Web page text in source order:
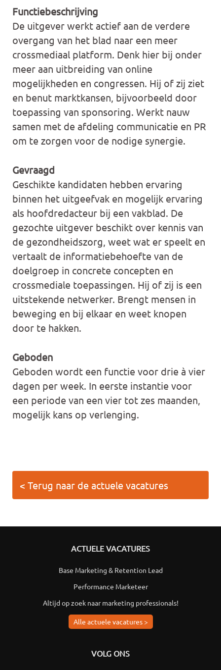
Functiebeschrijving
De uitgever werkt actief aan de verdere
overgang van het blad naar een meer
crossmediaal platform. Denk hier bij onder
meer aan uitbreiding van online
mogelijkheden en congressen. Hij of zij ziet
en benut marktkansen, bijvoorbeeld door
toepassing van sponsoring. Werkt nauw
samen met de afdeling communicatie en PR
om te zorgen voor de nodige synergie.
Gevraagd
Geschikte kandidaten hebben ervaring
binnen het uitgeefvak en mogelijk ervaring
als hoofdredacteur bij een vakblad. De
gezochte uitgever beschikt over kennis van
de gezondheidszorg, weet wat er speelt en
vertaalt de informatiebehoefte van de
doelgroep in concrete concepten en
crossmediale toepassingen. Hij of zij is een
uitstekende netwerker. Brengt mensen in
beweging en bij elkaar en weet knopen
door te hakken.
Geboden
Geboden wordt een functie voor drie à vier
dagen per week. In eerste instantie voor
een periode van een vier tot zes maanden,
mogelijk kans op verlenging.
< Terug naar de actuele vacatures
ACTUELE VACATURES
Base Marketing & Retention Lead
Performance Marketeer
Altijd op zoek naar marketing professionals!
Alle actuele vacatures >
VOLG ONS